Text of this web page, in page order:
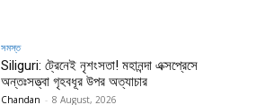
সমস্ত
Siliguri: ট্রেনেই নৃশংসতা! মহানন্দা এক্সপ্রেসে
অন্তঃসত্ত্বা গৃহবধূর উপর অত্যাচার
Chandan - 8 August, 2026